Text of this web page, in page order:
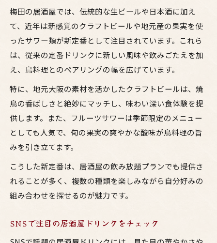
梅田の居酒屋では、伝統的な生ビールや日本酒に加え
て、近年は新感覚のクラフトビールや地元産の果実を使
ったサワー類が新定番として注目されています。これら
は、従来の定番ドリンクに新しい風味や飲みごたえを加
え、鳥料理とのペアリングの幅を広げています。
特に、地元大阪の素材を活かしたクラフトビールは、焼
鳥の香ばしさと絶妙にマッチし、味わい深い食体験を提
供します。また、フルーツサワーは季節限定のメニュー
としても人気で、旬の果実の爽やかな酸味が鳥料理の旨
みを引き立てます。
こうした新定番は、居酒屋の飲み放題プランでも提供さ
れることが多く、複数の種類を楽しみながら自分好みの
組み合わせを探せるのが魅力です。
SNSで注目の居酒屋ドリンクをチェック